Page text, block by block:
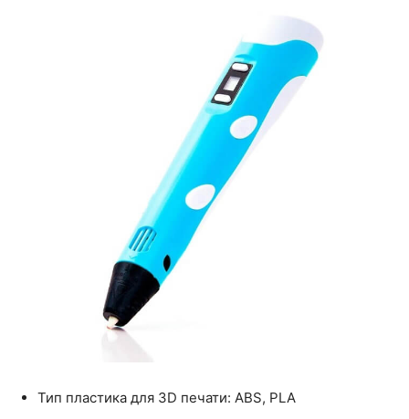
Тип пластика для 3D печати: ABS, PLA